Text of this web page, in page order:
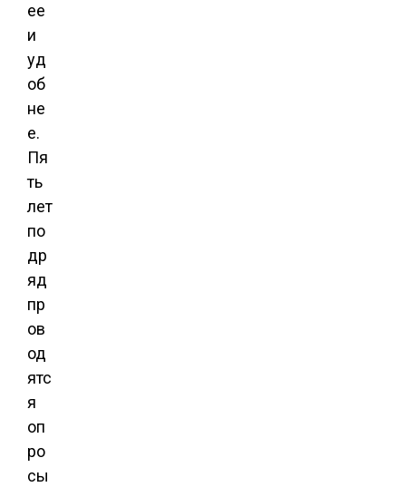
ее
и
уд
об
не
е.
Пя
ть
лет
по
др
яд
пр
ов
од
ятс
я
оп
ро
сы